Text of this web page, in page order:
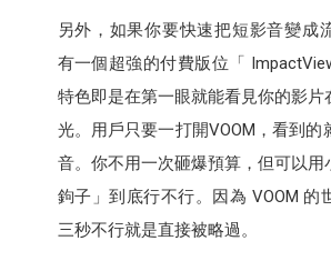
另外，如果你要快速把短影音變成
有一個超強的付費版位「
特色即是在第一眼就能看見你的影片
光。用戶只要一打開VOOM，看到的
音。你不用一次砸爆預算，但可以用
鉤子」到底行不行。因為 VOOM 的
三秒不行就是直接被略過。